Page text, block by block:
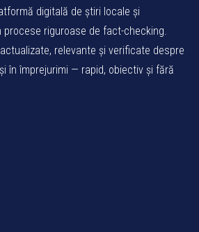
digitală de știri locale și
procese riguroase de fact-checking.
relevante și verificate despre
în împrejurimi — rapid, obiectiv și fără